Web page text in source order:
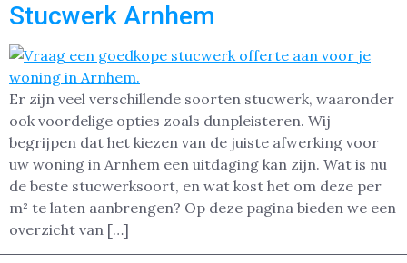
Stucwerk Arnhem
Er zijn veel verschillende soorten stucwerk, waaronder
ook voordelige opties zoals dunpleisteren. Wij
begrijpen dat het kiezen van de juiste afwerking voor
uw woning in Arnhem een uitdaging kan zijn. Wat is nu
de beste stucwerksoort, en wat kost het om deze per
m² te laten aanbrengen? Op deze pagina bieden we een
overzicht van […]